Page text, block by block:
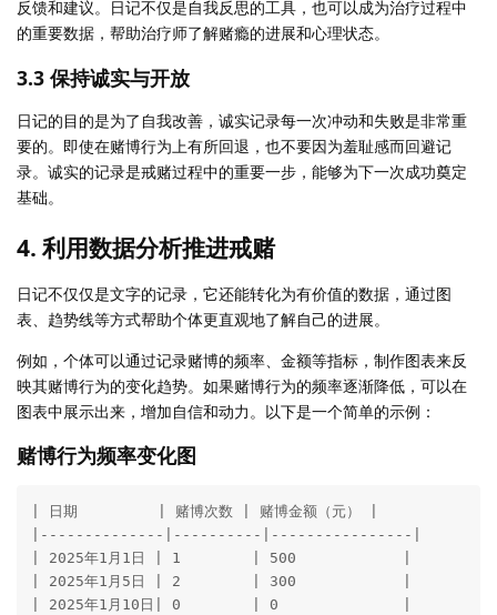
反馈和建议。日记不仅是自我反思的工具，也可以成为治疗过程中
的重要数据，帮助治疗师了解赌瘾的进展和心理状态。
3.3 保持诚实与开放
日记的目的是为了自我改善，诚实记录每一次冲动和失败是非常重
要的。即使在赌博行为上有所回退，也不要因为羞耻感而回避记
录。诚实的记录是戒赌过程中的重要一步，能够为下一次成功奠定
基础。
4. 利用数据分析推进戒赌
日记不仅仅是文字的记录，它还能转化为有价值的数据，通过图
表、趋势线等方式帮助个体更直观地了解自己的进展。
例如，个体可以通过记录赌博的频率、金额等指标，制作图表来反
映其赌博行为的变化趋势。如果赌博行为的频率逐渐降低，可以在
图表中展示出来，增加自信和动力。以下是一个简单的示例：
赌博行为频率变化图
| 日期         | 赌博次数 | 赌博金额（元） |
|--------------|----------|----------------|
| 2025年1月1日 | 1        | 500            |
| 2025年1月5日 | 2        | 300            |
| 2025年1月10日| 0        | 0              |